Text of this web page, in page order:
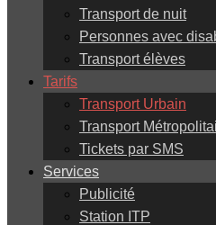
Transport de nuit
Personnes avec
Transport élèves
Tarifs
Transport Urbain
Transport
Tickets par SMS
Services
Publicité
Station ITP